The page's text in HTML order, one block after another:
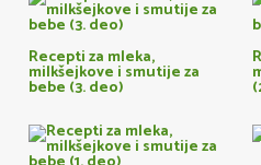
Recepti za mleka,
milkšejkove i smutije za
bebe (3. deo)